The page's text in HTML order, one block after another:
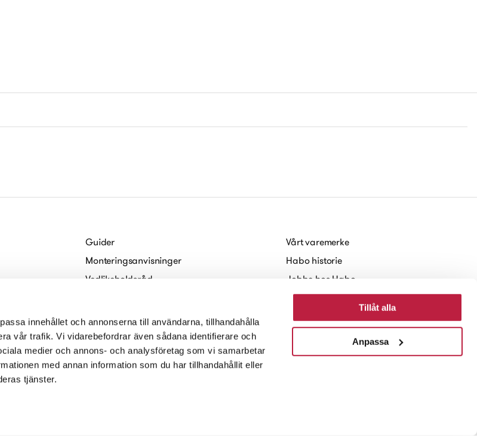
innehållet och annonserna till användarna, tillhandahålla
vår trafik. Vi vidarebefordrar även sådana identifierare och
medier och annons- och analysföretag som vi samarbetar
med annan information som du har tillhandahållit eller
tjänster.
Tillåt alla
Anpassa
Guider
Monteringsanvisninger
Vedlikeholdsråd
Digitale brosjyrer
Vårt varemerke
Habo historie
Jobbe hos Habo
Baerekraft